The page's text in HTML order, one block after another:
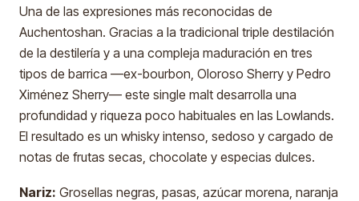
Una de las expresiones más reconocidas de
Auchentoshan. Gracias a la tradicional triple destilación
de la destilería y a una compleja maduración en tres
tipos de barrica —ex-bourbon, Oloroso Sherry y Pedro
Ximénez Sherry— este single malt desarrolla una
profundidad y riqueza poco habituales en las Lowlands.
El resultado es un whisky intenso, sedoso y cargado de
notas de frutas secas, chocolate y especias dulces.
Nariz: Grosellas negras, pasas, azúcar morena, naranja